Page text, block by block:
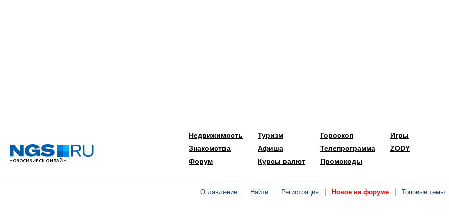
Недвижимость
Знакомства
Форум
Туризм
Афиша
Курсы валют
Гороскоп
Телепрограмма
Промокоды
Игры
ZODY
Оглавление Найти Регистрация Новое на форуме Топовые темы